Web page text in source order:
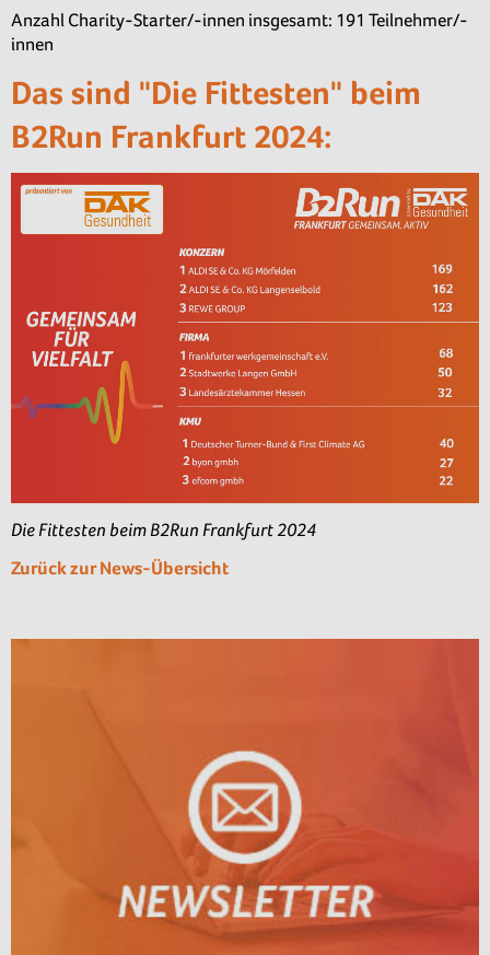
Anzahl Charity-Starter/-innen insgesamt: 191 Teilnehmer/-
innen
Das sind "Die Fittesten" beim
B2Run Frankfurt 2024:
Die Fittesten beim B2Run Frankfurt 2024
Zurück zur News-Übersicht